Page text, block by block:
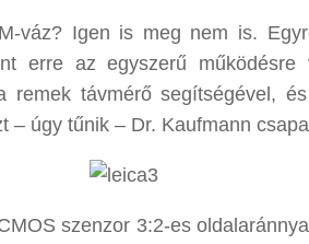
váz? Igen is meg nem is.
erre az egyszerű
remek távmérő segítségével,
– úgy tűnik – Dr. Kaufmann
szenzor 3:2-es